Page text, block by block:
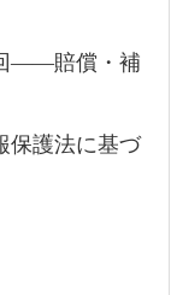
――賠償・補
保護法に基づ